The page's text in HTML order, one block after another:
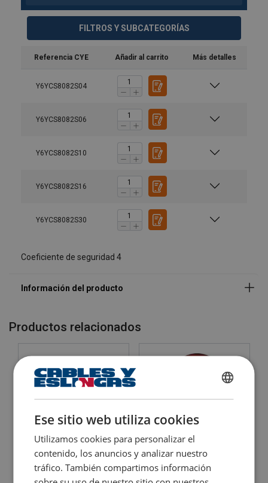
FILTROS Y SUBCATEGORÍAS
Referencia CYE Añadir al carrito Más detalles
Y6YCS8082S04
Y6YCS8082S06
Y6YCS8082S10
Y6YCS8082S16
Y6YCS8082S30
Coeficiente de seguridad 4
Coeficiente de seguridad:
Productos relacionados
Elevador de imanes
permanentes POWERTEX
resistencia Grado 8
ENGLISH TRANSLATION
Ese sitio web utiliza cookies
Utilizamos cookies para personalizar el
contenido, los anuncios y analizar nuestro
tráfico. También compartimos información